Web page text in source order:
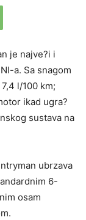
je najve?i i
a. Sa snagom
l/100 km;
ikad ugra?
sustava na
ubrzava
6-
osam